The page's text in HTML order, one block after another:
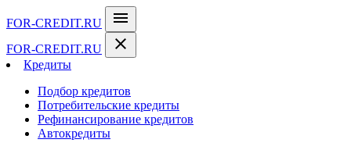
FOR-CREDIT.RU menu
FOR-CREDIT.RU close
Кредиты
Подбор кредитов
Потребительские кредиты
Рефинансирование кредитов
Автокредиты